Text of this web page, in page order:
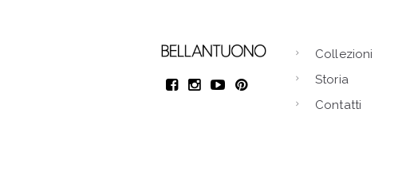
Collezioni
Storia
Contatti